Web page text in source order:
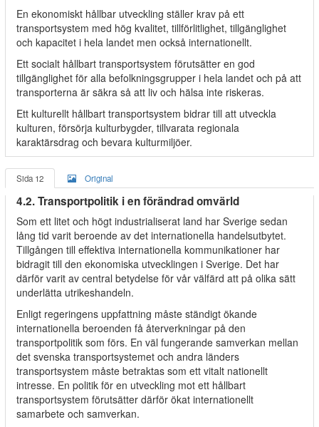
En ekonomiskt hållbar utveckling ställer krav på ett
transportsystem med hög kvalitet, tillförlitlighet, tillgänglighet
och kapacitet i hela landet men också internationellt.
Ett socialt hållbart transportsystem förutsätter en god
tillgänglighet för alla befolkningsgrupper i hela landet och på att
transporterna är säkra så att liv och hälsa inte riskeras.
Ett kulturellt hållbart transportsystem bidrar till att utveckla
kulturen, försörja kulturbygder, tillvarata regionala
karaktärsdrag och bevara kulturmiljöer.
Sida 12 Original
4.2. Transportpolitik i en förändrad omvärld
Som ett litet och högt industrialiserat land har Sverige sedan
lång tid varit beroende av det internationella handelsutbytet.
Tillgången till effektiva internationella kommunikationer har
bidragit till den ekonomiska utvecklingen i Sverige. Det har
därför varit av central betydelse för vår välfärd att på olika sätt
underlätta utrikeshandeln.
Enligt regeringens uppfattning måste ständigt ökande
internationella beroenden få återverkningar på den
transportpolitik som förs. En väl fungerande samverkan mellan
det svenska transportsystemet och andra länders
transportsystem måste betraktas som ett vitalt nationellt
intresse. En politik för en utveckling mot ett hållbart
transportsystem förutsätter därför ökat internationellt
samarbete och samverkan.